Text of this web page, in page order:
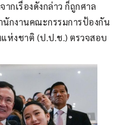
กเรื่องดังกล่าว ก็ถูกศาล
นักงานคณะกรรมการป้องกัน
ห่งชาติ (ป.ป.ช.) ตรวจสอบ